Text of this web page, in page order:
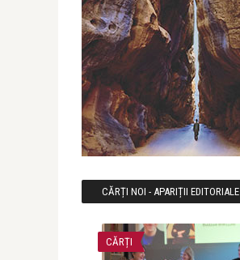
CĂRȚI NOI - APARIȚII EDITORIALE
CĂRȚI